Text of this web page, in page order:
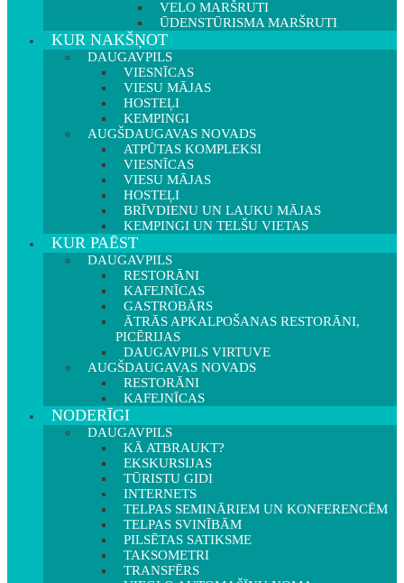
VELO MARŠRUTI
ŪDENSTŪRISMA MARŠRUTI
KUR NAKŠŅOT
DAUGAVPILS
VIESNĪCAS
VIESU MĀJAS
HOSTEĻI
KEMPINGI
AUGŠDAUGAVAS NOVADS
ATPŪTAS KOMPLEKSI
VIESNĪCAS
VIESU MĀJAS
HOSTEĻI
BRĪVDIENU UN LAUKU MĀJAS
KEMPINGI UN TELŠU VIETAS
KUR PAĒST
DAUGAVPILS
RESTORĀNI
KAFEJNĪCAS
GASTROBĀRS
ĀTRĀS APKALPOŠANAS RESTORĀNI,
PICĒRIJAS
DAUGAVPILS VIRTUVE
AUGŠDAUGAVAS NOVADS
RESTORĀNI
KAFEJNĪCAS
NODERĪGI
DAUGAVPILS
KĀ ATBRAUKT?
EKSKURSIJAS
TŪRISTU GIDI
INTERNETS
TELPAS SEMINĀRIEM UN KONFERENCĒM
TELPAS SVINĪBĀM
PILSĒTAS SATIKSME
TAKSOMETRI
TRANSFĒRS